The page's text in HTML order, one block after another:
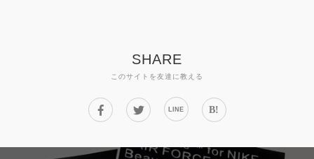
SHARE
このサイトを友達に教える
LINE B!